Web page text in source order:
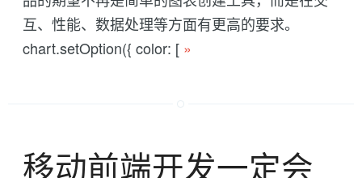
互、性能、数据处理等方面有更高的要求。
chart.setOption({ color: [ »
移动前端开发一定会